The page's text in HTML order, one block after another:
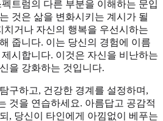
트럼의 다른 부분을 이해하는 문입
것은 삶을 변화시키는 계시가 될
치거나 자신의 행복을 우선시하는
줍니다. 이는 당신의 경험에 이름
시합니다. 이것은 자신을 비난하는
을 강화하는 것입니다.
구하고, 건강한 경계를 설정하며,
것을 연습하세요. 아름답고 공감적
, 당신이 타인에게 아낌없이 베푸는